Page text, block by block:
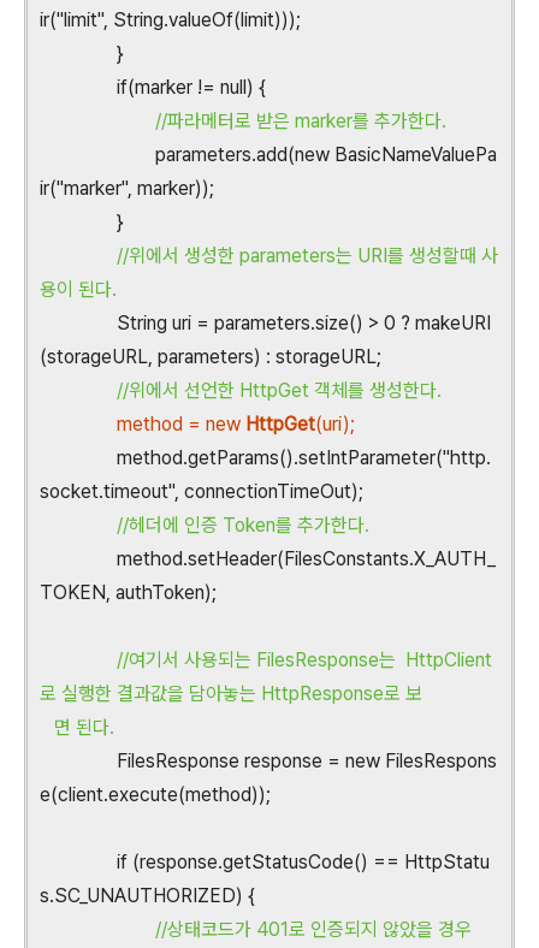
ir("limit", String.valueOf(limit)));
}
if(marker != null) {
//파라메터로 받은 marker를 추가한다.
parameters.add(new BasicNameValuePa
ir("marker", marker));
}
//위에서 생성한 parameters는 URI를 생성할때 사
용이 된다.
String uri = parameters.size() > 0 ? makeURI
(storageURL, parameters) : storageURL;
//위에서 선언한 HttpGet 객체를 생성한다.
method = new HttpGet(uri);
method.getParams().setIntParameter("http.
socket.timeout", connectionTimeOut);
//헤더에 인증 Token를 추가한다.
method.setHeader(FilesConstants.X_AUTH_
TOKEN, authToken);
//여기서 사용되는 FilesResponse는 HttpClient
로 실행한 결과값을 담아놓는 HttpResponse로 보
면 된다.
FilesResponse response = new FilesRespons
e(client.execute(method));
if (response.getStatusCode() == HttpStatu
s.SC_UNAUTHORIZED) {
//상태코드가 401로 인증되지 않았을 경우